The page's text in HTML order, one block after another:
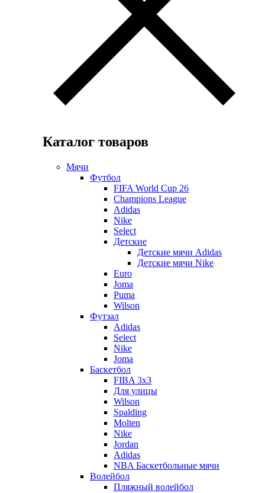
Каталог товаров
Мячи
Футбол
FIFA World Cup 26
Champions League
Adidas
Nike
Select
Детские
Детские мячи Adidas
Детские мячи Nike
Euro
Joma
Puma
Wilson
Футзал
Adidas
Select
Nike
Joma
Баскетбол
FIBA 3x3
Для улицы
Wilson
Spalding
Molten
Nike
Jordan
Adidas
NBA Баскетбольные мячи
Волейбол
Пляжный волейбол